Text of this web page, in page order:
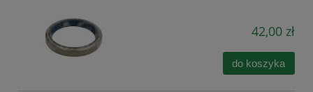
42,00 zł
do koszyka